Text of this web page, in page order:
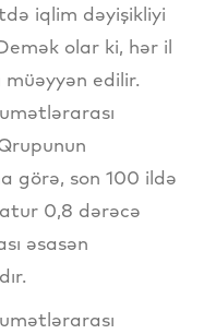
iqlim dəyişikliyi
olar ki, hər il
edilir.
görə, son 100 ildə
0,8 dərəcə
əsasən